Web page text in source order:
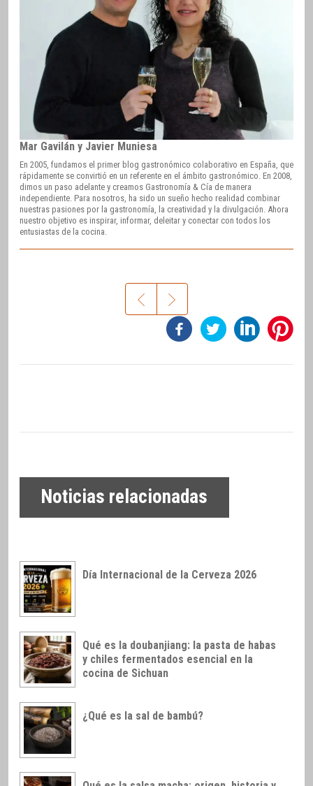
Mar Gavilán y Javier Muniesa
En 2005, fundamos el primer blog gastronómico colaborativo en España, que
rápidamente se convirtió en un referente en el ámbito gastronómico. En 2008,
dimos un paso adelante y creamos Gastronomía & Cía de manera
independiente. Para nosotros, ha sido un sueño hecho realidad combinar
nuestras pasiones por la gastronomía, la creatividad y la divulgación. Ahora
nuestro objetivo es inspirar, informar, deleitar y conectar con todos los
entusiastas de la cocina.
Noticias relacionadas
Día Internacional de la Cerveza 2026
Qué es la doubanjiang: la pasta de habas
y chiles fermentados esencial en la
cocina de Sichuan
¿Qué es la sal de bambú?